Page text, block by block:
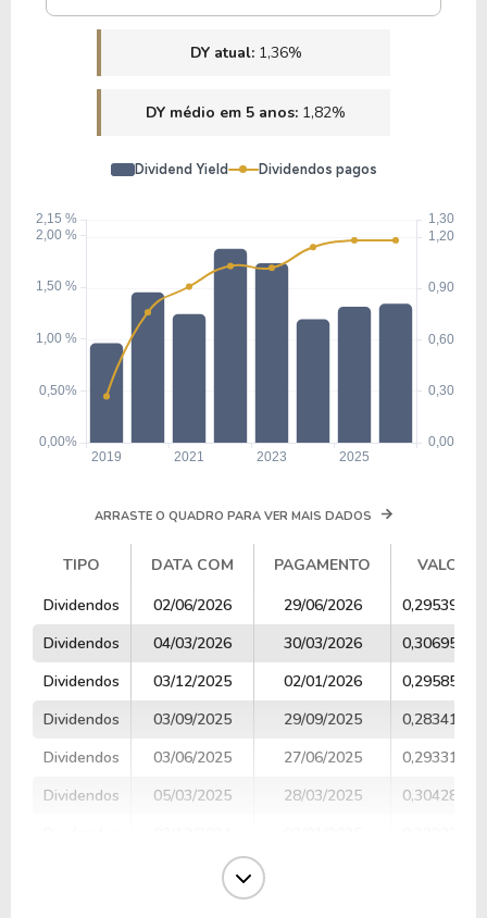
DY atual: 1,36%
DY médio em 5 anos: 1,82%
Dividend Yield Dividendos pagos
ARRASTE O QUADRO PARA VER MAIS DADOS
TIPO DATA COM PAGAMENTO
VALOR
TIPO
DATA COM PAGAMENTO VALOR
Dividendos 02/06/2026 29/06/2026
0,29539530
Dividendos
04/03/2026 30/03/2026
0,30695248
Dividendos
03/12/2025 02/01/2026
0,29585213
Dividendos
03/09/2025 29/09/2025
0,28341082
Dividendos
03/06/2025 27/06/2025
0,29331585
Dividendos
05/03/2025 28/03/2025
0,30428345
05/09/2024